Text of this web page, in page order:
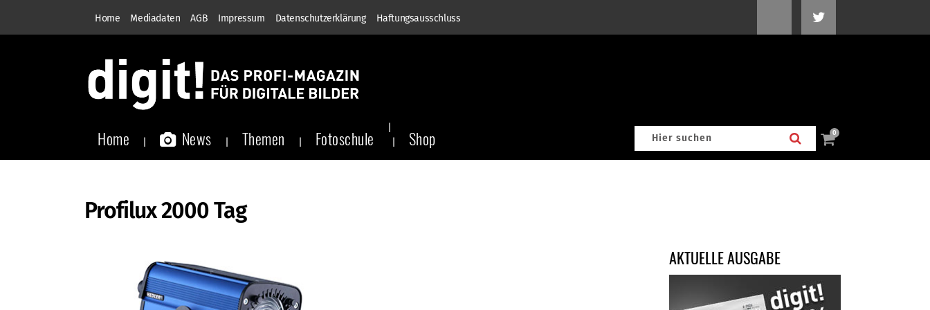
Home Mediadaten AGB Impressum Datenschutzerklärung Haftungsausschluss
Home News Themen Fotoschule Shop 0
Profilux 2000 Tag
AKTUELLE AUSGABE